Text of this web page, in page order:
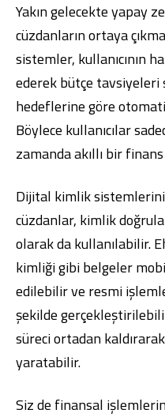
Yakın gelecekte yapay
cüzdanların ortaya
sistemler, kullanıcının
ederek bütçe
hedeflerine göre
Böylece kullanıcılar
zamanda akıllı bir
Dijital kimlik
cüzdanlar, kimlik
olarak da kullanılabilir.
kimliği gibi belgeler
edilebilir ve resmi
şekilde
süreci ortadan
yaratabilir.
Siz de finansal